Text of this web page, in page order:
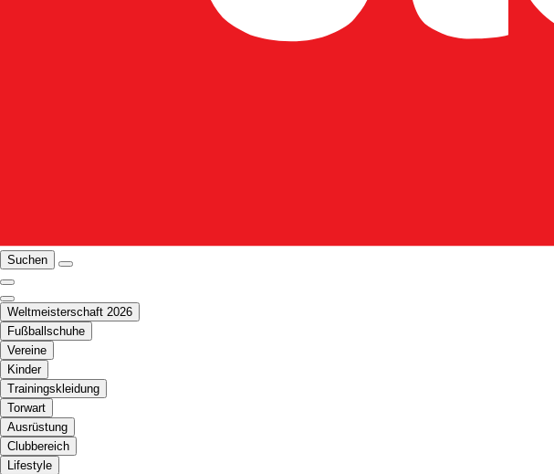
Suchen
Weltmeisterschaft 2026
Fußballschuhe
Vereine
Kinder
Trainingskleidung
Torwart
Ausrüstung
Clubbereich
Lifestyle